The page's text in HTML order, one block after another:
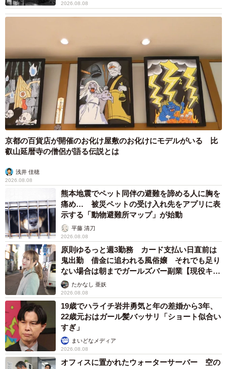
2026.08.08
京都の百貨店が開催のお化け屋敷のお化けにモデルがいる 比
叡山延暦寺の僧侶が語る伝説とは
浅井 佳穂
2026.08.08
熊本地震でペット同伴の避難を諦める人に胸を
痛め… 被災ペットの受け入れ先をアプリに表
示する「動物避難所マップ」が始動
平藤 清刀
2026.08.08
原則ゆるっと週3勤務 カード支払い日直前は
鬼出勤 借金に追われる風俗嬢 それでも足り
ない場合は朝までガールズバー副業【現役キャ
ストに取材】
たかなし 亜妖
2026.08.08
19歳でハライチ岩井勇気と年の差婚から3年、
22歳元おはガール髪バッサリ「ショート似合い
すぎ」
まいどなメディア
2026.08.08
オフィスに置かれたウォーターサーバー 空の